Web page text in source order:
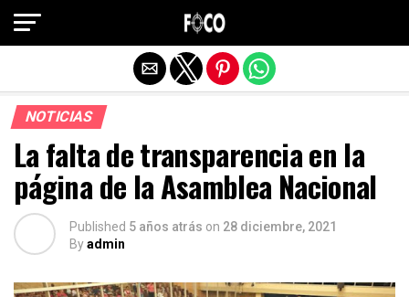
NOTICIAS
La falta de transparencia en la
página de la Asamblea Nacional
Published 5 años atrás on 28 diciembre, 2021
Byadmin
Salir de la versión móvil